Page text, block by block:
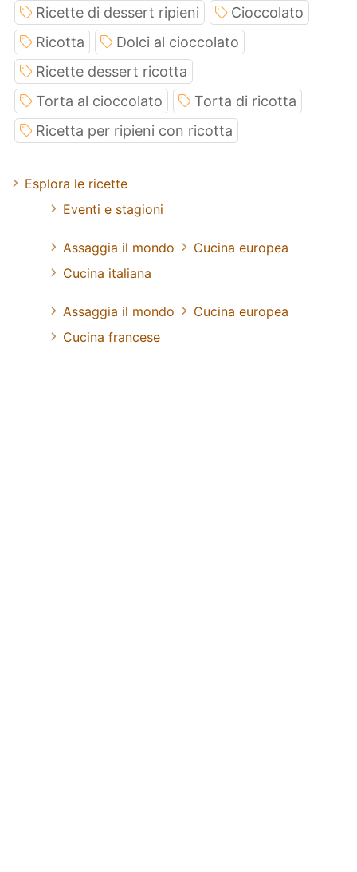
Ricette di dessert ripieni
Cioccolato
Ricotta
Dolci al cioccolato
Ricette dessert ricotta
Torta al cioccolato
Torta di ricotta
Ricetta per ripieni con ricotta
Esplora le ricette
Eventi e stagioni
Assaggia il mondo
Cucina europea
Cucina italiana
Assaggia il mondo
Cucina europea
Cucina francese